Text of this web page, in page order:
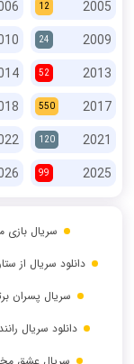
2005
12
2009
24
2013
52
2017
550
2021
120
2025
99
سریال بازی
دانلود سریال از
سریال پسران
دانلود سریال
سریال عشق